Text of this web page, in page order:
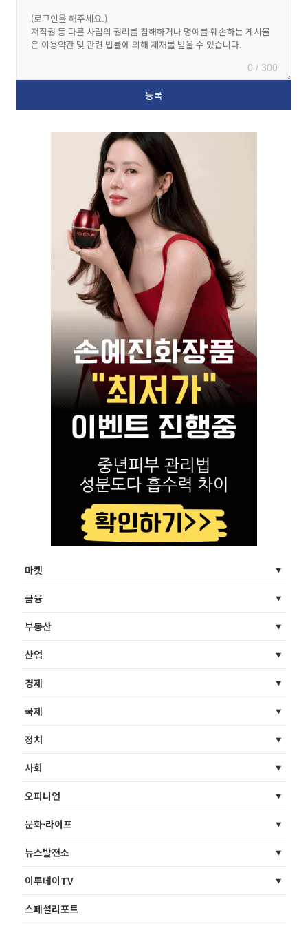
0 / 300
마켓
금융
부동산
산업
경제
국제
정치
사회
오피니언
문화·라이프
뉴스발전소
이투데이TV
스페셜리포트